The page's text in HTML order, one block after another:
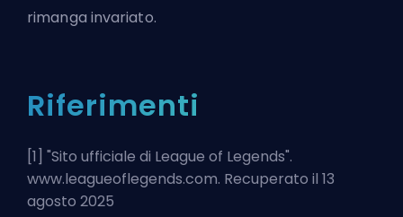
rimanga invariato.
Riferimenti
[1] "Sito ufficiale di League of Legends".
www.leagueoflegends.com. Recuperato il 13
agosto 2025